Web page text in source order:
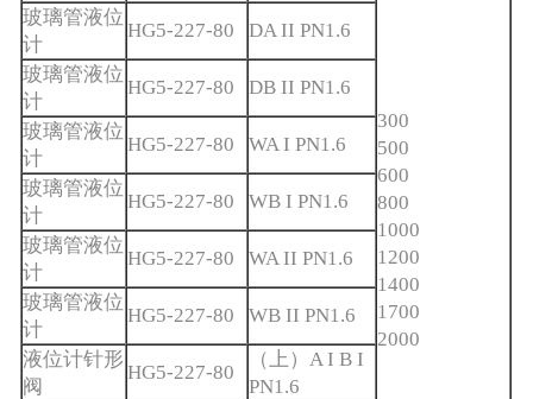
300
500
600
800
1000
1200
1400
1700
2000
玻璃管液位
计
HG5-227-80
DA II PN1.6
玻璃管液位
计
HG5-227-80
DB II PN1.6
玻璃管液位
计
HG5-227-80
WA I PN1.6
玻璃管液位
计
HG5-227-80
WB I PN1.6
玻璃管液位
计
HG5-227-80
WA II PN1.6
玻璃管液位
计
HG5-227-80
WB II PN1.6
液位计针形
阀
HG5-227-80
（上）A I B I
PN1.6